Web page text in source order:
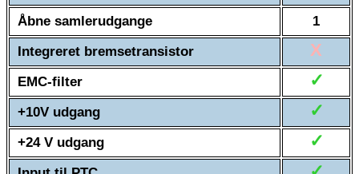
Åbne samlerudgange
1
Integreret bremsetransistor
X
EMC-filter ✓
+10V udgang ✓
+24 V udgang ✓